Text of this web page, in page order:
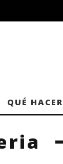
QUÉ HACER